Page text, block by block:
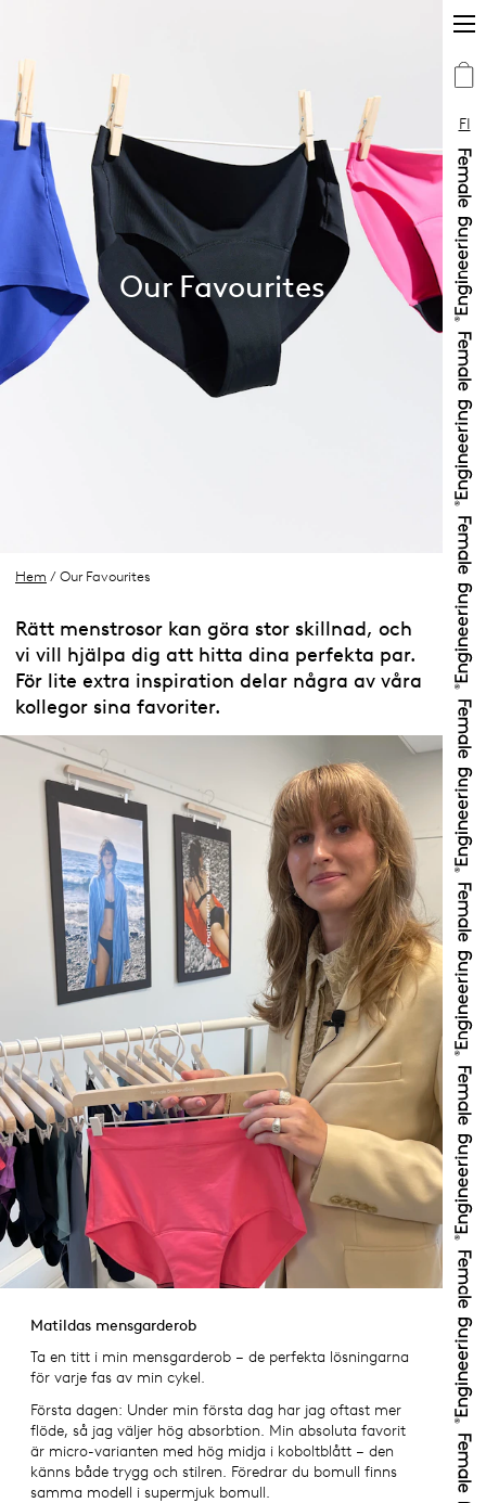
FI
Our Favourites
Hem / Our Favourites
Rätt menstrosor kan göra stor skillnad, och
vi vill hjälpa dig att hitta dina perfekta par.
För lite extra inspiration delar några av våra
kollegor sina favoriter.
Matildas mensgarderob
Ta en titt i min mensgarderob – de perfekta lösningarna
för varje fas av min cykel.
Första dagen: Under min första dag har jag oftast mer
flöde, så jag väljer hög absorbtion. Min absoluta favorit
är micro-varianten med hög midja i koboltblått – den
känns både trygg och stilren. Föredrar du bomull finns
samma modell i supermjuk bomull.